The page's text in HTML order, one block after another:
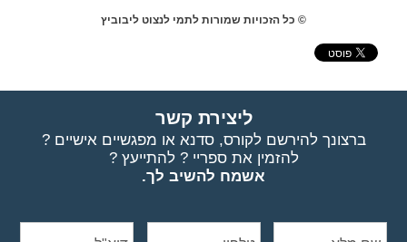
© כל הזכויות שמורות לתמי לנצוט ליבוביץ
ליצירת קשר
ברצונך להירשם לקורס, סדנא או מפגשיים אישיים ?
להזמין את ספריי ? להתייעץ ?
אשמח להשיב לך.